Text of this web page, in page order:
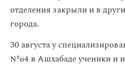
отделения закрыли и в
города.
30 августа у
№64 в Ашхабаде ученики и